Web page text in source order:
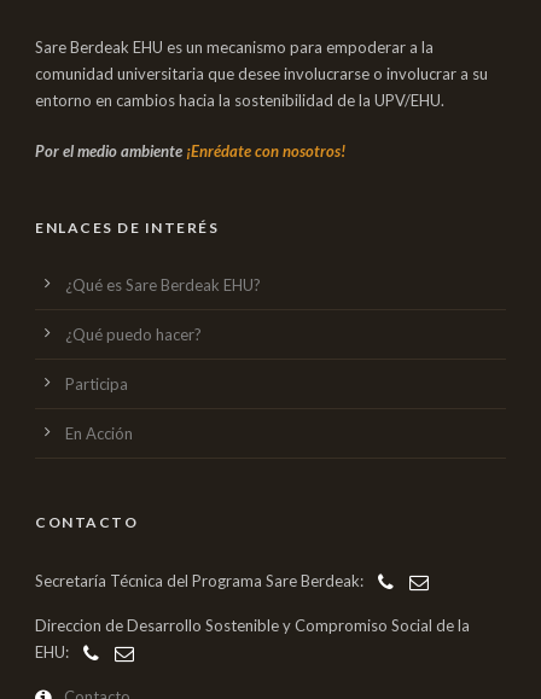
Sare Berdeak EHU es un mecanismo para empoderar a la
comunidad universitaria que desee involucrarse o involucrar a su
entorno en cambios hacia la sostenibilidad de la UPV/EHU.
Por el medio ambiente ¡Enrédate con nosotros!
ENLACES DE INTERÉS
¿Qué es Sare Berdeak EHU?
¿Qué puedo hacer?
Participa
En Acción
CONTACTO
Secretaría Técnica del Programa Sare Berdeak:
Direccion de Desarrollo Sostenible y Compromiso Social de la
EHU: